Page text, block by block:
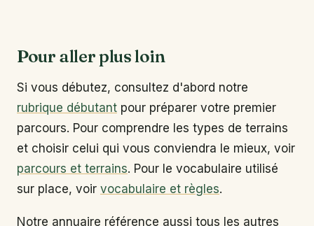
Pour aller plus loin
Si vous débutez, consultez d'abord notre
rubrique débutant pour préparer votre premier
parcours. Pour comprendre les types de terrains
et choisir celui qui vous conviendra le mieux, voir
parcours et terrains. Pour le vocabulaire utilisé
sur place, voir vocabulaire et règles.
Notre annuaire référence aussi tous les autres